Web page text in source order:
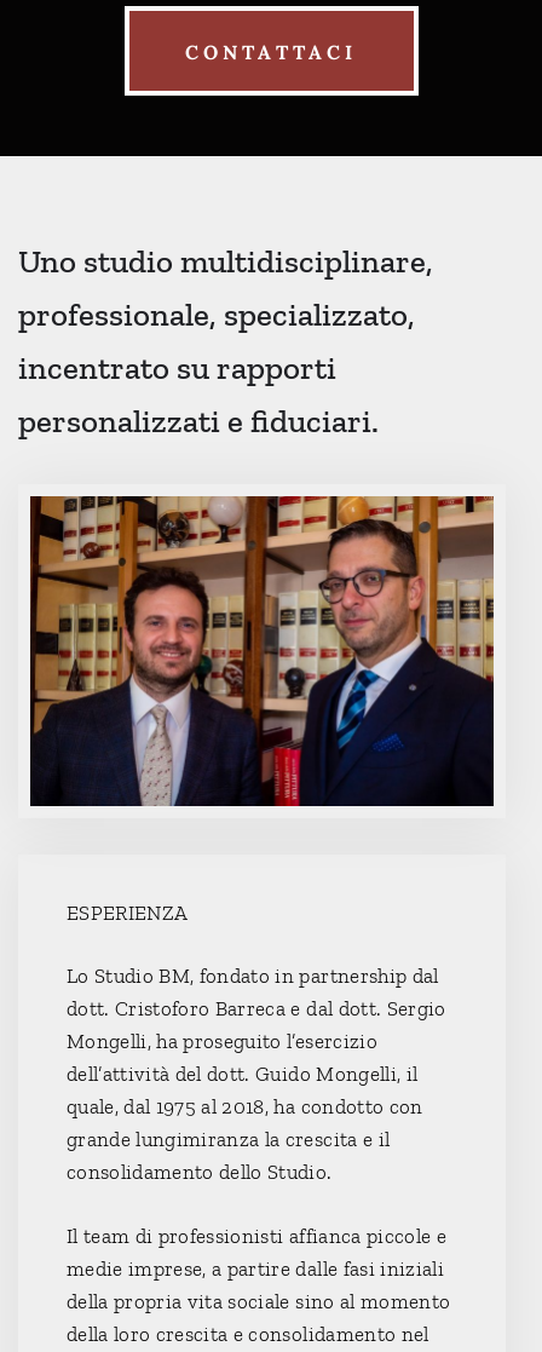
CONTATTACI
Uno studio multidisciplinare,
professionale, specializzato,
incentrato su rapporti
personalizzati e fiduciari.
ESPERIENZA
Lo Studio BM, fondato in partnership dal
dott. Cristoforo Barreca e dal dott. Sergio
Mongelli, ha proseguito l’esercizio
dell’attività del dott. Guido Mongelli, il
quale, dal 1975 al 2018, ha condotto con
grande lungimiranza la crescita e il
consolidamento dello Studio.
Il team di professionisti affianca piccole e
medie imprese, a partire dalle fasi iniziali
della propria vita sociale sino al momento
della loro crescita e consolidamento nel